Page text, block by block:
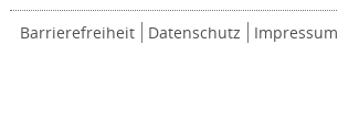
Barrierefreiheit Datenschutz Impressum